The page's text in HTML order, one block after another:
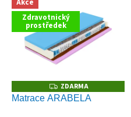
Akce
Zdravotnický
prostředek
Z
D
A
ZDARMA
Matrace ARABELA